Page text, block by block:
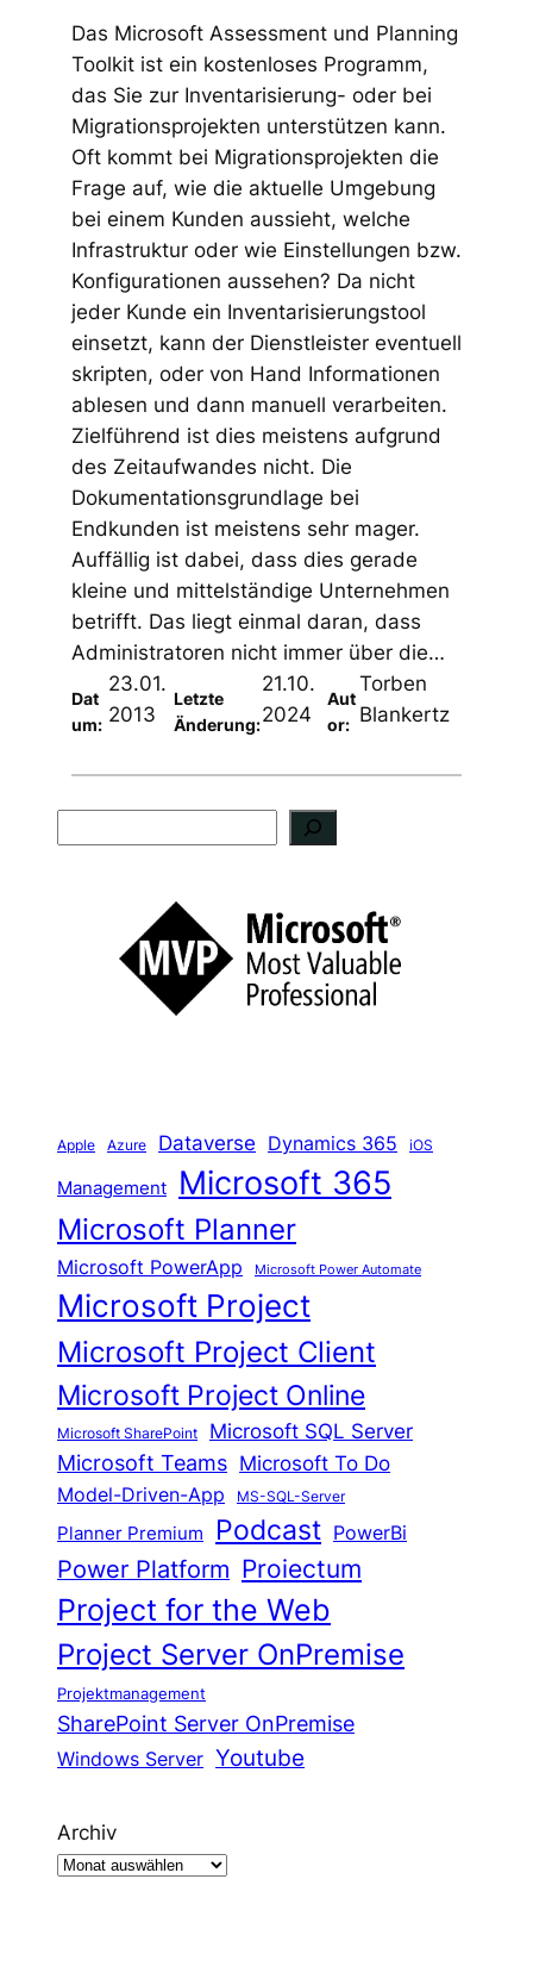
Das Microsoft Assessment und Planning
Toolkit ist ein kostenloses Programm,
das Sie zur Inventarisierung- oder bei
Migrationsprojekten unterstützen kann.
Oft kommt bei Migrationsprojekten die
Frage auf, wie die aktuelle Umgebung
bei einem Kunden aussieht, welche
Infrastruktur oder wie Einstellungen bzw.
Konfigurationen aussehen? Da nicht
jeder Kunde ein Inventarisierungstool
einsetzt, kann der Dienstleister eventuell
skripten, oder von Hand Informationen
ablesen und dann manuell verarbeiten.
Zielführend ist dies meistens aufgrund
des Zeitaufwandes nicht. Die
Dokumentationsgrundlage bei
Endkunden ist meistens sehr mager.
Auffällig ist dabei, dass dies gerade
kleine und mittelständige Unternehmen
betrifft. Das liegt einmal daran, dass
Administratoren nicht immer über die…
Dat
um:
23.01.
2013
Letzte
Änderung:
21.10.
2024
Aut
or:
Torben
Blankertz
Apple Azure Dataverse Dynamics 365 iOS
Management Microsoft 365
Microsoft Planner
Microsoft PowerApp Microsoft Power Automate
Microsoft Project
Microsoft Project Client
Microsoft Project Online
Microsoft SharePoint Microsoft SQL Server
Microsoft Teams Microsoft To Do
Model-Driven-App MS-SQL-Server
Planner Premium Podcast PowerBi
Power Platform Proiectum
Project for the Web
Project Server OnPremise
Projektmanagement
SharePoint Server OnPremise
Windows Server Youtube
Archiv